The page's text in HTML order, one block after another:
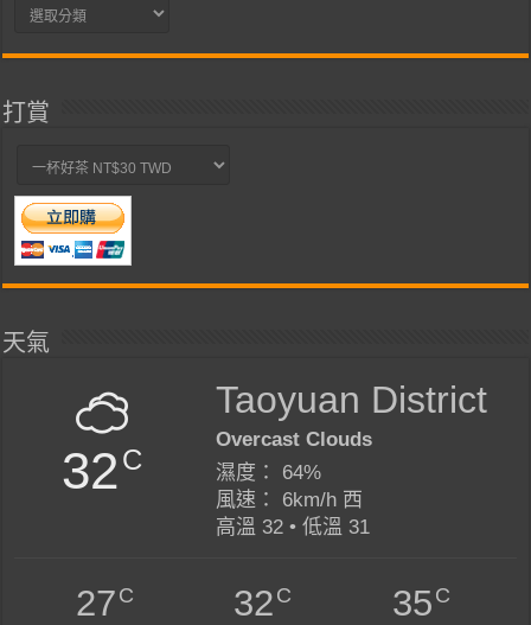
分
打賞
天氣
32C
Taoyuan District
Overcast Clouds
濕度： 64%
風速： 6km/h 西
高溫 32 • 低溫 31
27C 32C 35C